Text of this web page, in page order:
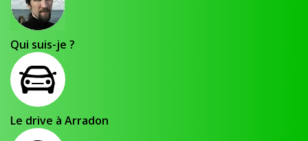
Qui suis-je ?
Le drive à Arradon